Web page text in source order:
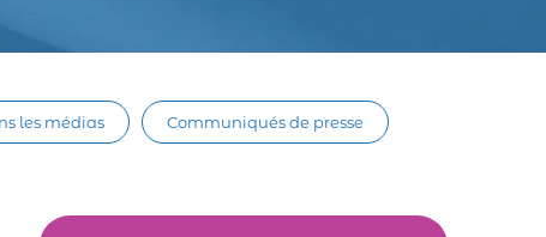
les médias Communiqués de presse